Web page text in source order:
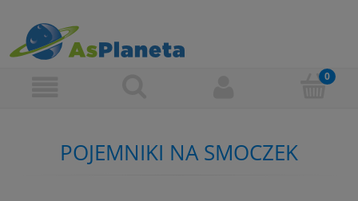
POJEMNIKI NA SMOCZEK